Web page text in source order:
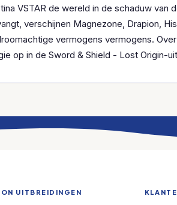
VSTAR de wereld in de schaduw van
verschijnen Magnezone, Drapion,
vermogens vermogens.
op in de Sword & Shield - Lost Origin-
UITBREIDINGEN